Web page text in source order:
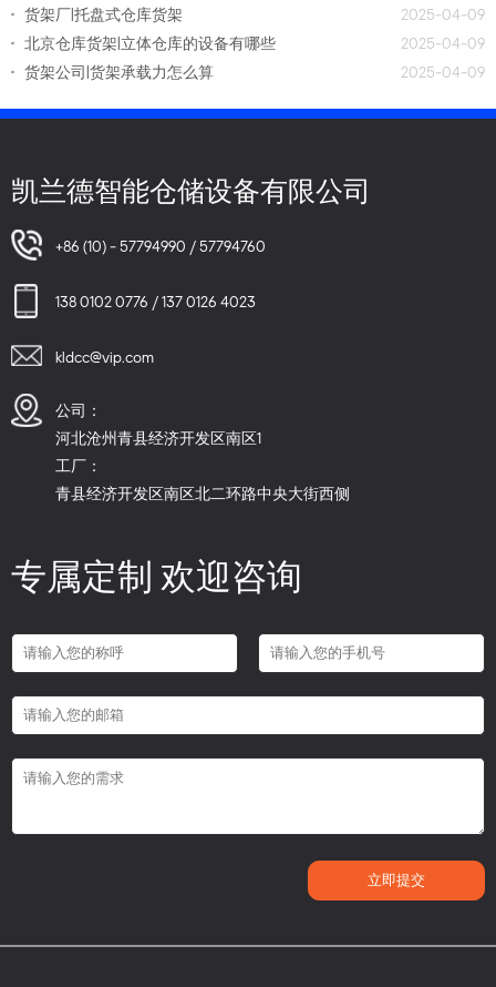
货架厂|托盘式仓库货架
2025-04-09
北京仓库货架|立体仓库的设备有哪些
2025-04-09
货架公司|货架承载力怎么算
2025-04-09
凯兰德智能仓储设备有限公司
+86 (10) - 57794990 / 57794760
138 0102 0776 / 137 0126 4023
kldcc@vip.com
公司：
河北沧州青县经济开发区南区1
工厂：
青县经济开发区南区北二环路中央大街西侧
专属定制 欢迎咨询